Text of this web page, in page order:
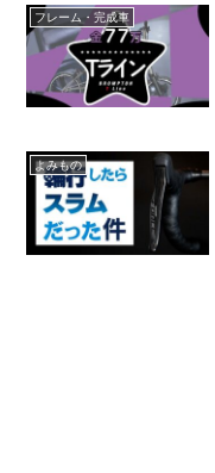
フレーム・完成車
よみもの